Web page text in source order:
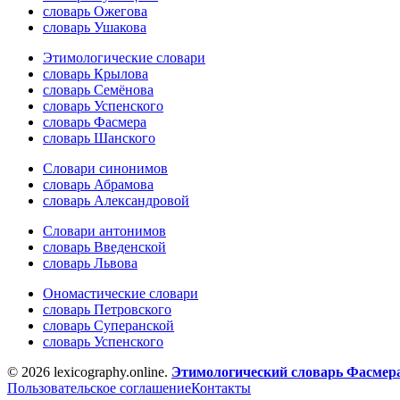
словарь Ожегова
словарь Ушакова
Этимологические словари
словарь Крылова
словарь Семёнова
словарь Успенского
словарь Фасмера
словарь Шанского
Словари синонимов
словарь Абрамова
словарь Александровой
Словари антонимов
словарь Введенской
словарь Львова
Ономастические словари
словарь Петровского
словарь Суперанской
словарь Успенского
© 2026 lexicography.online. Этимологический словарь
Пользовательское соглашениеКонтакты